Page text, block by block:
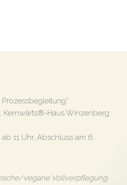
, Kernwärts®-Haus Winzenberg
11 Uhr, Abschluss am 6.
vegane Vollverpflegung